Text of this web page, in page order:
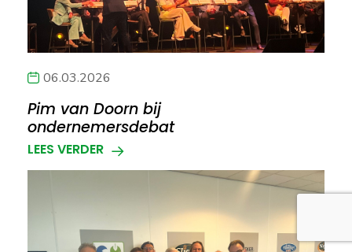
06.03.2026
Pim van Doorn bij
ondernemersdebat
LEES VERDER